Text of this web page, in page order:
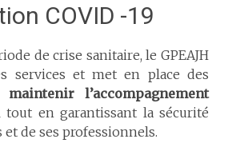
COVID -19
de crise sanitaire, le GPEAJH
services et met en place des
maintenir l’accompagnement
tout en garantissant la sécurité
et de ses professionnels.